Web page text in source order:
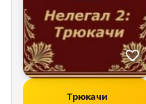
Трюкачи